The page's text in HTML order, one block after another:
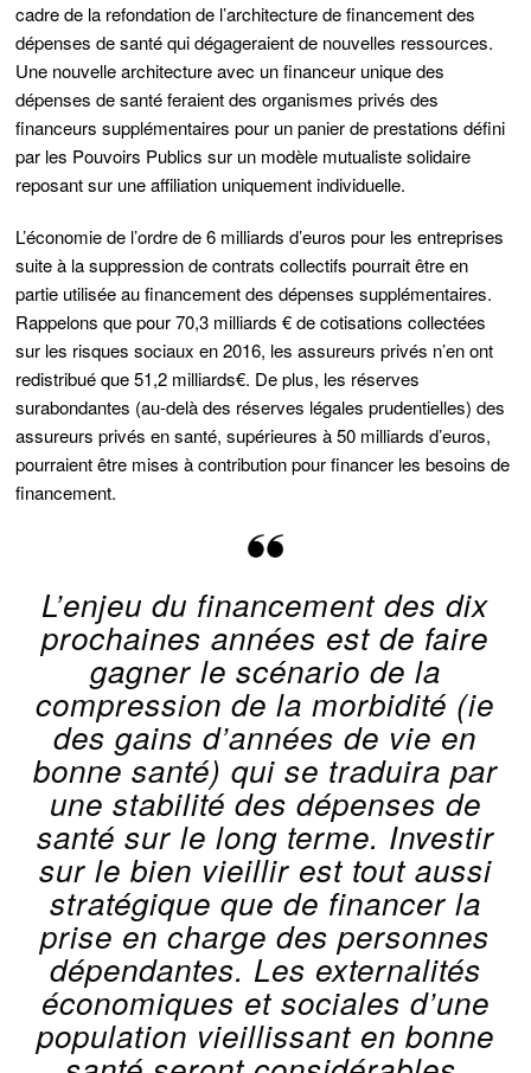
cadre de la refondation de l’architecture de financement des
dépenses de santé qui dégageraient de nouvelles ressources.
Une nouvelle architecture avec un financeur unique des
dépenses de santé feraient des organismes privés des
financeurs supplémentaires pour un panier de prestations défini
par les Pouvoirs Publics sur un modèle mutualiste solidaire
reposant sur une affiliation uniquement individuelle.
L’économie de l’ordre de 6 milliards d’euros pour les entreprises
suite à la suppression de contrats collectifs pourrait être en
partie utilisée au financement des dépenses supplémentaires.
Rappelons que pour 70,3 milliards € de cotisations collectées
sur les risques sociaux en 2016, les assureurs privés n’en ont
redistribué que 51,2 milliards€. De plus, les réserves
surabondantes (au-delà des réserves légales prudentielles) des
assureurs privés en santé, supérieures à 50 milliards d’euros,
pourraient être mises à contribution pour financer les besoins de
financement.
L’enjeu du financement des dix
prochaines années est de faire
gagner le scénario de la
compression de la morbidité (ie
des gains d’années de vie en
bonne santé) qui se traduira par
une stabilité des dépenses de
santé sur le long terme. Investir
sur le bien vieillir est tout aussi
stratégique que de financer la
prise en charge des personnes
dépendantes. Les externalités
économiques et sociales d’une
population vieillissant en bonne